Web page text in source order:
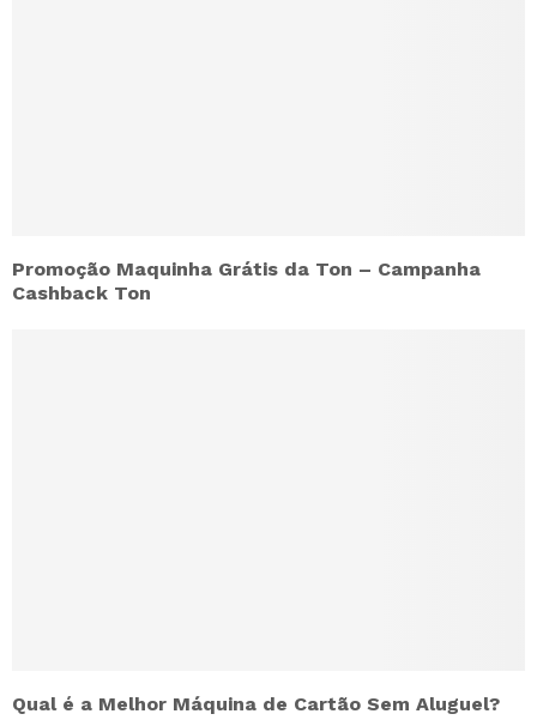
Promoção Maquinha Grátis da Ton – Campanha
Cashback Ton
Qual é a Melhor Máquina de Cartão Sem Aluguel?